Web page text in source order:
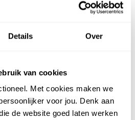
Details Over
van cookies
Met cookies maken we
voor jou. Denk aan
de website goed laten werken